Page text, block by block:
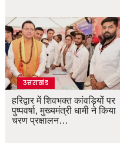
उत्तराखंड
हरिद्वार में शिवभक्त कांवड़ियों पर
पुष्पवर्षा, मुख्यमंत्री धामी ने किया
चरण प्रक्षालन…